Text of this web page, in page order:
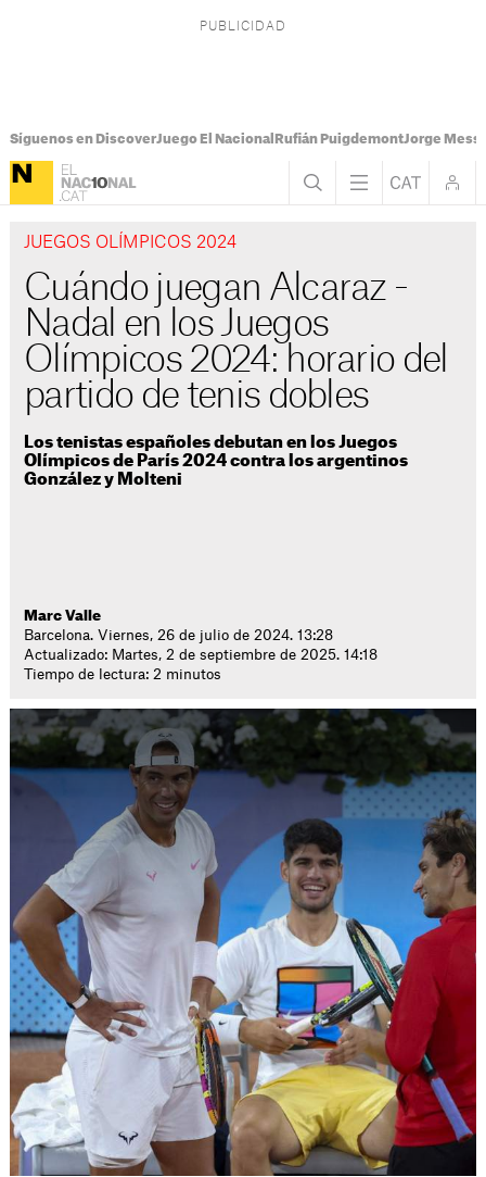
Síguenos en DiscoverJuego El Nacional Rufián PuigdemontJorge Messi
JUEGOS OLÍMPICOS 2024
Cuándo juegan Alcaraz -
Nadal en los Juegos
Olímpicos 2024: horario del
partido de tenis dobles
Los tenistas españoles debutan en los Juegos
Olímpicos de París 2024 contra los argentinos
González y Molteni
Marc Valle
Barcelona. Viernes, 26 de julio de 2024. 13:28
Actualizado: Martes, 2 de septiembre de 2025. 14:18
Tiempo de lectura: 2 minutos